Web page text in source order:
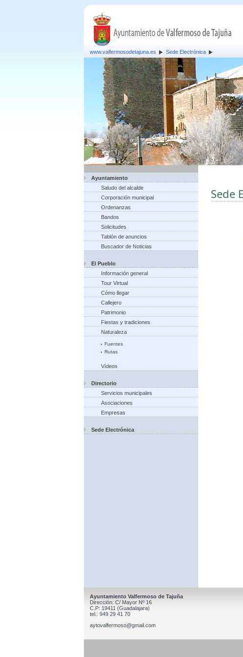
www.valfermosodetajuna.es Sede Electrónica
Ayuntamiento
Saludo del alcalde
Corporación municipal
Ordenanzas
Bandos
Solicitudes
Tablón de anuncios
Buscador de Noticias
El Pueblo
Información general
Tour Virtual
Cómo llegar
Callejero
Patrimonio
Fiestas y tradiciones
Naturaleza
Fuentes
Rutas
Vídeos
Directorio
Servicios municipales
Asociaciones
Empresas
Sede Electrónica
Sede
Ayuntamiento Valfermoso de Tajuña
Dirección: C/ Mayor Nº 16
C.P: 19411 (Guadalajara)
tel.: 949 29 41 70
aytovalfermoso@gmail.com